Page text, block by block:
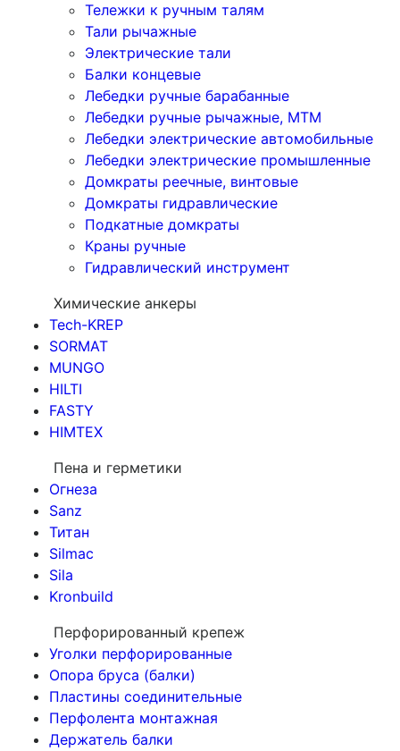
Тележки к ручным талям
Тали рычажные
Электрические тали
Балки концевые
Лебедки ручные барабанные
Лебедки ручные рычажные, МТМ
Лебедки электрические автомобильные
Лебедки электрические промышленные
Домкраты реечные, винтовые
Домкраты гидравлические
Подкатные домкраты
Краны ручные
Гидравлический инструмент
Химические анкеры
Tech-KREP
SORMAT
MUNGO
HILTI
FASTY
HIMTEX
Пена и герметики
Огнеза
Sanz
Титан
Silmac
Sila
Kronbuild
Перфорированный крепеж
Уголки перфорированные
Опора бруса (балки)
Пластины соединительные
Перфолента монтажная
Держатель балки